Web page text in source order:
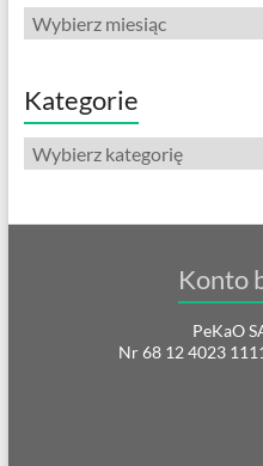
Archiwa
Kategorie
Kategorie
Konto
PeKaO
Nr 68 12 4023